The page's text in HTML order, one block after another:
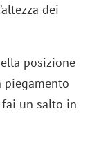
dei
posizione
piegamento
fai un salto in